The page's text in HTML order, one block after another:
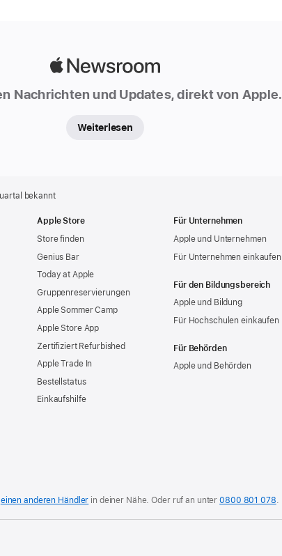
Nachrichten und Updates, direkt von Apple.
Weiterlesen
bekannt
Apple Store
Store finden
Genius Bar
Today at Apple
Gruppen­reservierungen
Apple Sommer Camp
Apple Store App
Zertifiziert Refurbished
Apple Trade In
Bestellstatus
Einkaufshilfe
Für Unternehmen
Apple und Unternehmen
Für Unternehmen einkaufen
Für den Bildungsbereich
Apple und Bildung
Für Hochschulen einkaufen
Für Behörden
Apple und Behörden
einen anderen Händler in deiner Nähe.Oder ruf an unter0800 801 078